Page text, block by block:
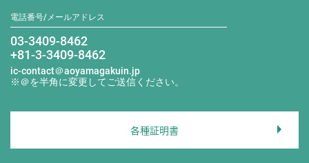
電話番号/メールアドレス
03-3409-8462
+81-3-3409-8462
ic-contact＠aoyamagakuin.jp
※＠を半角に変更してご送信ください。
各種証明書